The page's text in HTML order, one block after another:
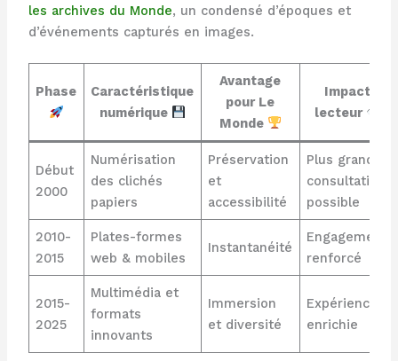
les archives du Monde, un condensé d’époques et
d’événements capturés en images.
Phase
Caractéristique
numérique
Avantage
pour Le
Monde
Impact
lecteur
Début
2000
Numérisation
des clichés
papiers
Préservation
et
accessibilité
Plus grande
consultation
possible
2010-
2015
Plates-formes
web & mobiles
Instantanéité
Engagement
renforcé
2015-
2025
Multimédia et
formats
innovants
Immersion
et diversité
Expérience
enrichie